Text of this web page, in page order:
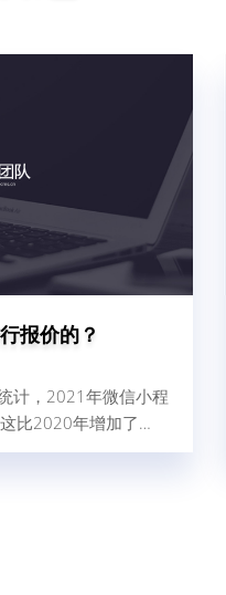
报价的？
计，2021年微信小程
比2020年增加了
序现在使用人群广，